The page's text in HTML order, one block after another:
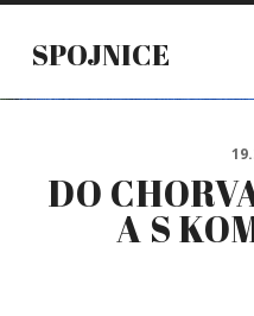
SPOJNICE
DO
A S